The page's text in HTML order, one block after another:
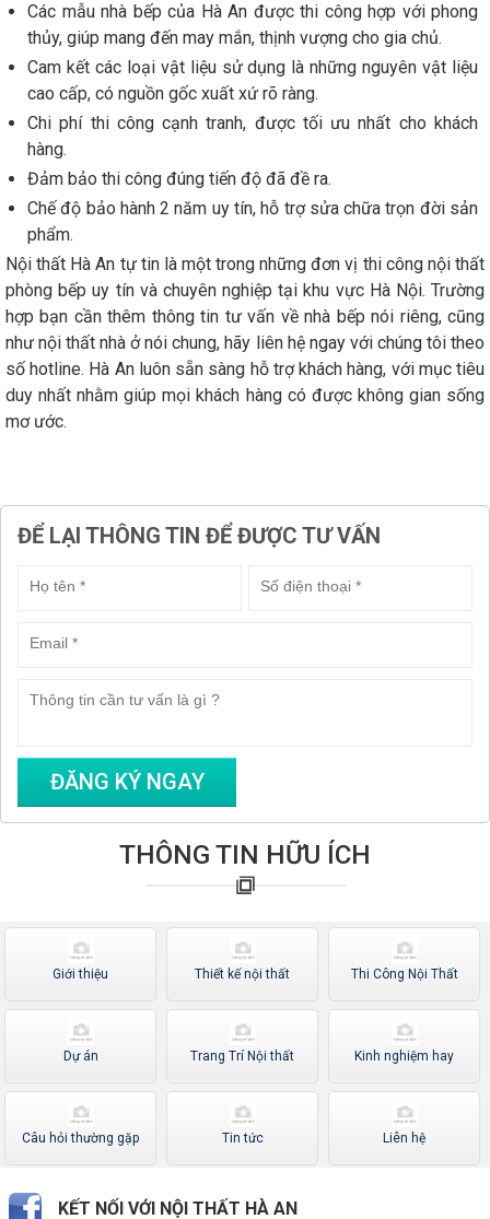
Các mẫu nhà bếp của Hà An được thi công hợp với phong
thủy, giúp mang đến may mắn, thịnh vượng cho gia chủ.
Cam kết các loại vật liệu sử dụng là những nguyên vật liệu
cao cấp, có nguồn gốc xuất xứ rõ ràng.
Chi phí thi công cạnh tranh, được tối ưu nhất cho khách
hàng.
Đảm bảo thi công đúng tiến độ đã đề ra.
Chế độ bảo hành 2 năm uy tín, hỗ trợ sửa chữa trọn đời sản
phẩm.
Nội thất Hà An tự tin là một trong những đơn vị thi công nội thất
phòng bếp uy tín và chuyên nghiệp tại khu vực Hà Nội. Trường
hợp bạn cần thêm thông tin tư vấn về nhà bếp nói riêng, cũng
như nội thất nhà ở nói chung, hãy liên hệ ngay với chúng tôi theo
số hotline. Hà An luôn sẵn sàng hỗ trợ khách hàng, với mục tiêu
duy nhất nhằm giúp mọi khách hàng có được không gian sống
mơ ước.
ĐỂ LẠI THÔNG TIN ĐỂ ĐƯỢC TƯ VẤN
THÔNG TIN HỮU ÍCH
Giới thiệu Thiết kế nội thất Thi Công Nội Thất
Dự án Trang Trí Nội thất Kinh nghiệm hay
Câu hỏi thường gặp Tin tức Liên hệ
KẾT NỐI VỚI NỘI THẤT HÀ AN